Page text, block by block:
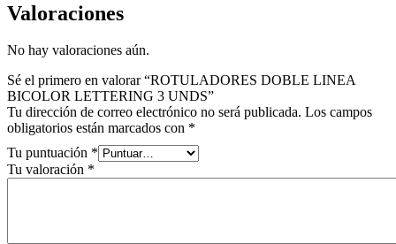
Valoraciones
No hay valoraciones aún.
Sé el primero en valorar “ROTULADORES DOBLE LINEA
BICOLOR LETTERING 3 UNDS”
Tu dirección de correo electrónico no será publicada. Los campos
obligatorios están marcados con *
Tu puntuación *
Tu valoración *